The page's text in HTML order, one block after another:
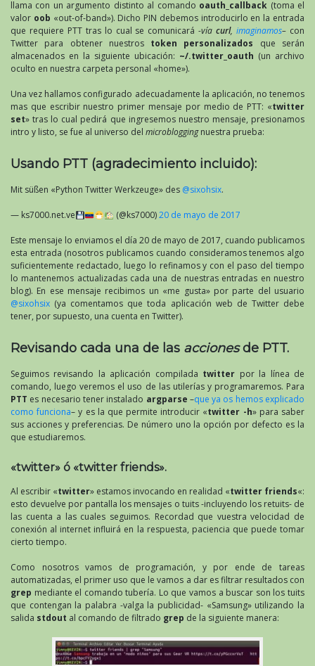
llama con un argumento distinto al comando oauth_callback (toma el
valor oob «out-of-band»). Dicho PIN debemos introducirlo en la entrada
que requiere PTT tras lo cual se comunicará-víacurl,imaginamos– con
Twitter para obtener nuestros token personalizados que serán
almacenados en la siguiente ubicación: ~/.twitter_oauth (un archivo
oculto en nuestra carpeta personal «home»).
Una vez hallamos configurado adecuadamente la aplicación, no tenemos
mas que escribir nuestro primer mensaje por medio de PTT: «twitter
set» tras lo cual pedirá que ingresemos nuestro mensaje, presionamos
intro y listo, se fue al universo del microbloggingnuestra prueba:
Usando PTT (agradecimiento incluido):
Mit süßen «Python Twitter Werkzeuge» des @sixohsix.
— ks7000.net.ve (@ks7000)20 de mayo de 2017
Este mensaje lo enviamos el día 20 de mayo de 2017, cuando publicamos
esta entrada (nosotros publicamos cuando consideramos tenemos algo
suficientemente redactado, luego lo refinamos y con el paso del tiempo
lo mantenemos actualizadas cada una de nuestras entradas en nuestro
blog). En ese mensaje recibimos un «me gusta» por parte del usuario
@sixohsix (ya comentamos que toda aplicación web de Twitter debe
tener, por supuesto, una cuenta en Twitter).
Revisando cada una de las accionesde PTT.
Seguimos revisando la aplicación compilada twitter por la línea de
comando, luego veremos el uso de las utilerías y programaremos. Para
PTT es necesario tener instalado argparse –que ya os hemos explicado
como funciona– y es la que permite introducir «twitter -h» para saber
sus acciones y preferencias. De número uno la opción por defecto es la
que estudiaremos.
«twitter» ó «twitter friends».
Al escribir «twitter» estamos invocando en realidad «twitter friends«:
esto devuelve por pantalla los mensajes o tuits -incluyendo los retuits- de
las cuenta a las cuales seguimos. Recordad que vuestra velocidad de
conexión al internet influirá en la respuesta, paciencia que puede tomar
cierto tiempo.
Como nosotros vamos de programación, y por ende de tareas
automatizadas, el primer uso que le vamos a dar es filtrar resultados con
grep mediante el comando tubería. Lo que vamos a buscar son los tuits
que contengan la palabra -valga la publicidad- «Samsung» utilizando la
salida stdout al comando de filtrado grep de la siguiente manera: